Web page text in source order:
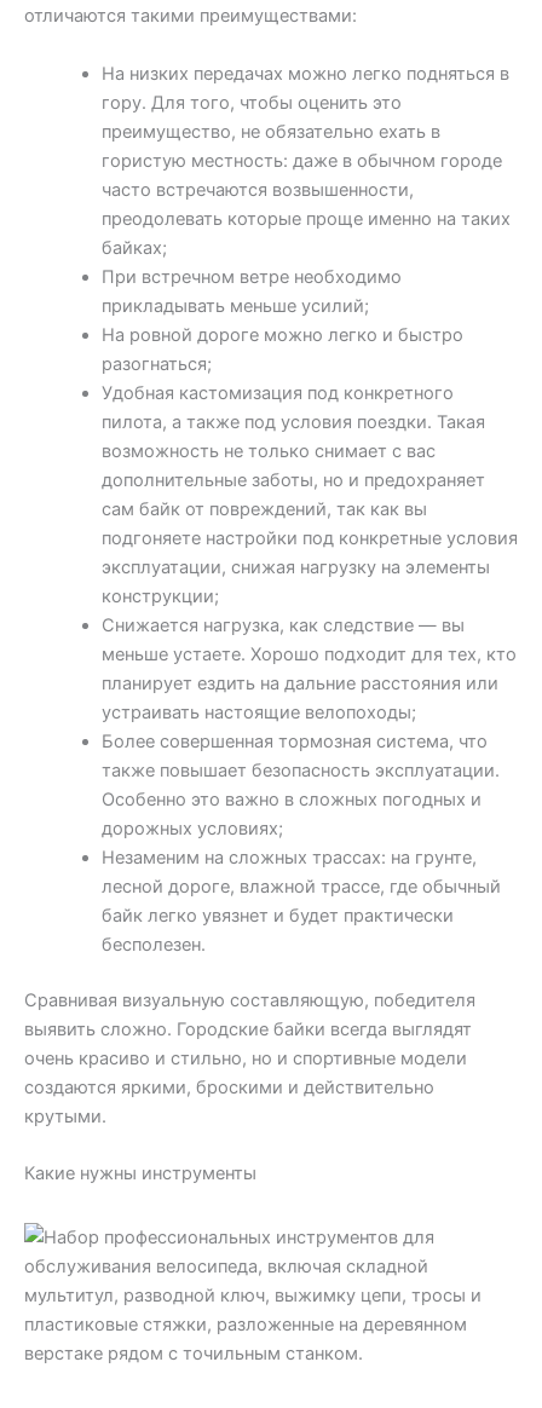
отличаются такими преимуществами:
На низких передачах можно легко подняться в
гору. Для того, чтобы оценить это
преимущество, не обязательно ехать в
гористую местность: даже в обычном городе
часто встречаются возвышенности,
преодолевать которые проще именно на таких
байках;
При встречном ветре необходимо
прикладывать меньше усилий;
На ровной дороге можно легко и быстро
разогнаться;
Удобная кастомизация под конкретного
пилота, а также под условия поездки. Такая
возможность не только снимает с вас
дополнительные заботы, но и предохраняет
сам байк от повреждений, так как вы
подгоняете настройки под конкретные условия
эксплуатации, снижая нагрузку на элементы
конструкции;
Снижается нагрузка, как следствие — вы
меньше устаете. Хорошо подходит для тех, кто
планирует ездить на дальние расстояния или
устраивать настоящие велопоходы;
Более совершенная тормозная система, что
также повышает безопасность эксплуатации.
Особенно это важно в сложных погодных и
дорожных условиях;
Незаменим на сложных трассах: на грунте,
лесной дороге, влажной трассе, где обычный
байк легко увязнет и будет практически
бесполезен.
Сравнивая визуальную составляющую, победителя
выявить сложно. Городские байки всегда выглядят
очень красиво и стильно, но и спортивные модели
создаются яркими, броскими и действительно
крутыми.
Какие нужны инструменты